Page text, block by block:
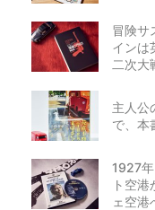
冒険サ
インは
二次大
主人公
で、本
1927
ト空
ェ空